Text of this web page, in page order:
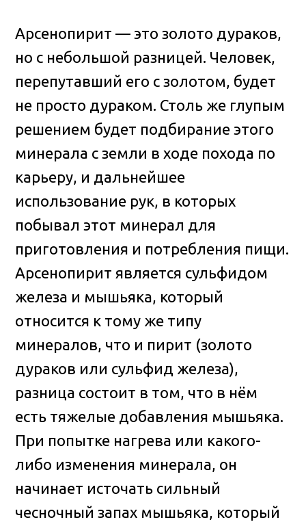
Арсенопирит — это золото дураков,
но с небольшой разницей. Человек,
перепутавший его с золотом, будет
не просто дураком. Столь же глупым
решением будет подбирание этого
минерала с земли в ходе похода по
карьеру, и дальнейшее
использование рук, в которых
побывал этот минерал для
приготовления и потребления пищи.
Арсенопирит является сульфидом
железа и мышьяка, который
относится к тому же типу
минералов, что и пирит (золото
дураков или сульфид железа),
разница состоит в том, что в нём
есть тяжелые добавления мышьяка.
При попытке нагрева или какого-
либо изменения минерала, он
начинает источать сильный
чесночный запах мышьяка, который